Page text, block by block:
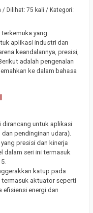
/ Dilihat: 75 kali / Kategori:
yang
aplikasi industri dan
keandalannya, presisi,
adalah pengenalan
ke dalam bahasa
dirancang untuk aplikasi
pendinginan udara).
presisi dan kinerja
dalam seri ini termasuk
katup pada
termasuk aktuator seperti
efisiensi energi dan